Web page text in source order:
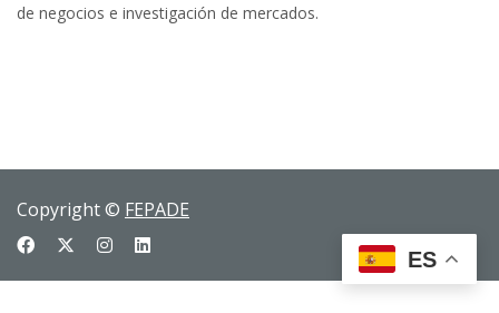
de negocios e investigación de mercados.
Copyright © FEPADE
ES